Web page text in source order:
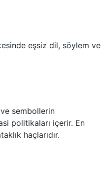
eşsiz dil, söylem ve
sembollerin
politikaları içerir. En
haçlarıdır.